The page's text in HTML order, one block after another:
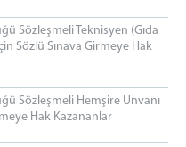
Sözleşmeli Teknisyen (Gıda
Sözlü Sınava Girmeye Hak
Sözleşmeli Hemşire Unvanı
Hak Kazananlar